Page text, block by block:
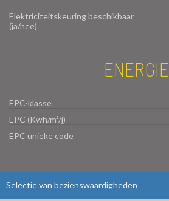
Elektriciteitskeuring beschikbaar
(ja/nee)
ENERGIE
EPC-klasse
EPC (Kwh/m²/j)
EPC unieke code
Selectie van bezienswaardigheden